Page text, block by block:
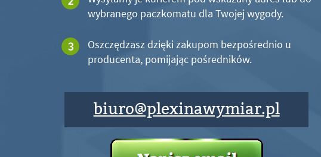
wybranego paczkomatu dla Twojej wygody.
Oszczędzasz dzięki zakupom bezpośrednio u
producenta, pomijając pośredników.
biuro@plexinawymiar.pl